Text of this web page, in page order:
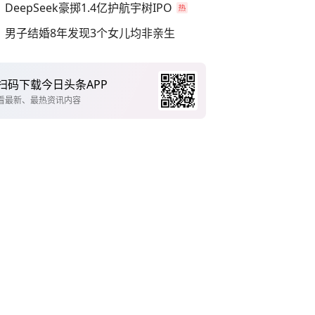
DeepSeek豪掷1.4亿护航宇树IPO
男子结婚8年发现3个女儿均非亲生
码下载今日头条APP
最新、最热资讯内容